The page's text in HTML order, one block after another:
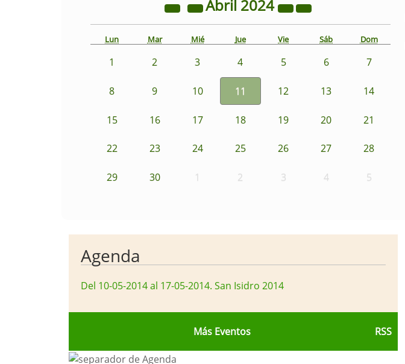
Abril 2024
Lun Mar Mié Jue Vie Sáb Dom
1 2 3 4 5 6 7
8 9 10 11 12 13 14
15 16 17 18 19 20 21
22 23 24 25 26 27 28
29 30 1 2 3 4 5
Agenda
Del 10-05-2014 al 17-05-2014. San Isidro 2014
Más Eventos RSS